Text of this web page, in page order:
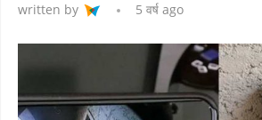
written by 5 वर्ष ago